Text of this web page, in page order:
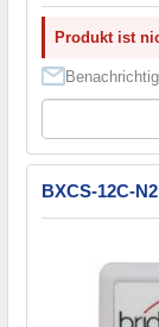
Produkt ist
BXCS-12C-